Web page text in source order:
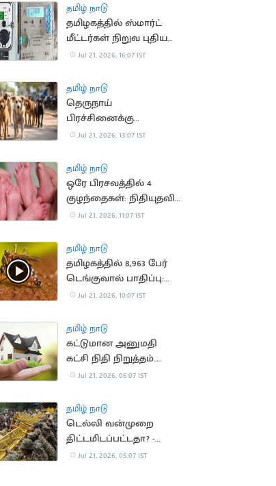
தமிழ் நாடு
தமிழகத்தில் ஸ்மார்ட்
மீட்டர்கள் நிறுவ புதிய
டெண்டர் பணிகள்
Jul 21, 2026, 16:07 IST
தமிழ் நாடு
தெருநாய்
பிரச்சினைக்கு
நடவடிக்கை எடுத்ததாக
நீதிமன்றம் அதிருப்தி
Jul 21, 2026, 13:07 IST
தமிழ் நாடு
ஒரே பிரசவத்தில் 4
குழந்தைகள்: நிதியுதவி
கோரும் ஆஸ்திரேலிய
Jul 21, 2026, 11:07 IST
தமிழ் நாடு
தமிழகத்தில் 8,963 பேர்
டெங்குவால் பாதிப்பு:
சுகாதாரத்துறை தகவல்
Jul 21, 2026, 10:07 IST
தமிழ் நாடு
கட்டுமான அனுமதி
கட்சி நிதி நிறுத்தம்..
வீடுகள் விலை
Jul 21, 2026, 06:07 IST
தமிழ் நாடு
டெல்லி வன்முறை
திட்டமிடப்பட்டதா? -
விசாரணை தீவிரம்
Jul 21, 2026, 05:07 IST